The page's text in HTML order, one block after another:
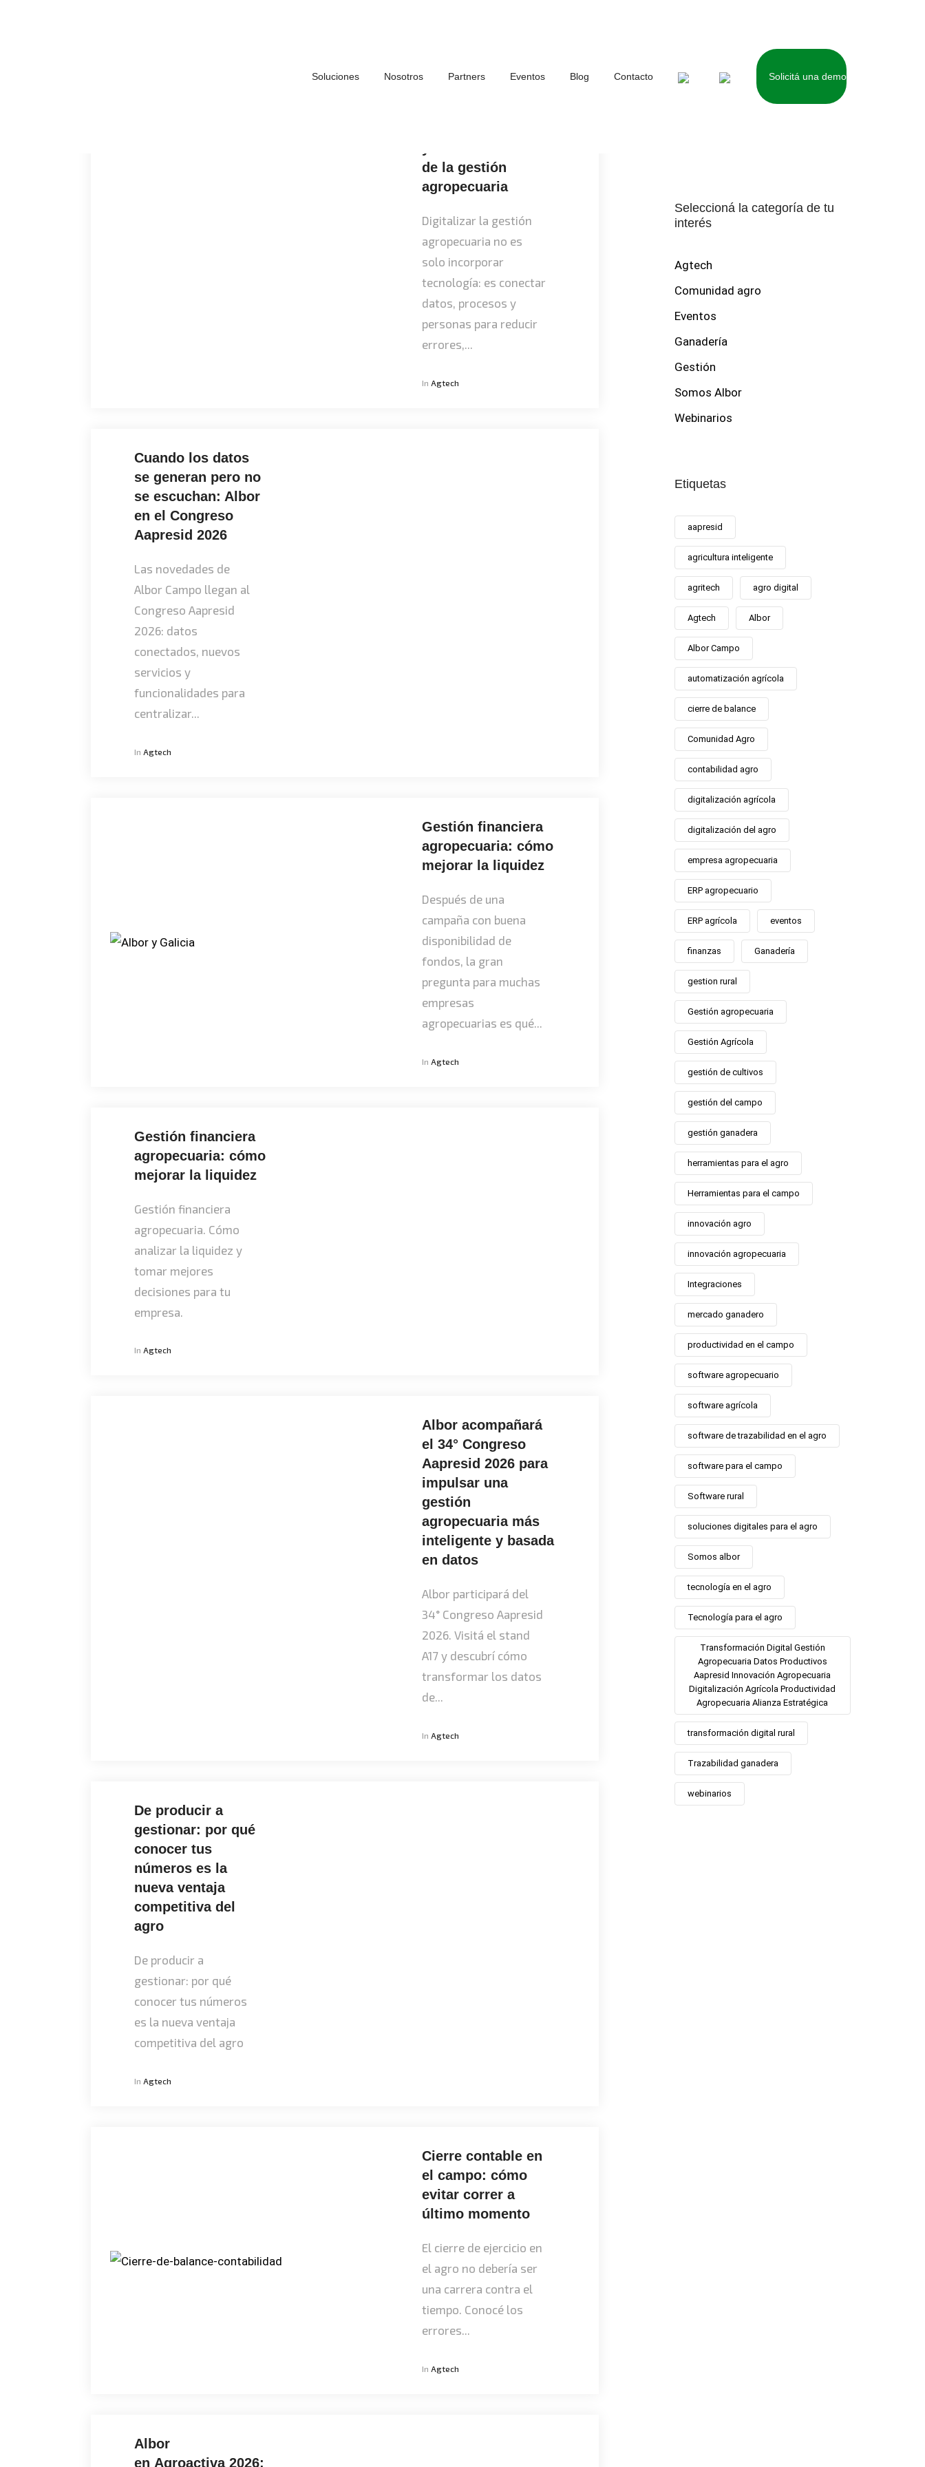
Soluciones Nosotros Partners Eventos Blog Contacto Solicitá una demo
de la gestión
agropecuaria
Digitalizar la gestión
agropecuaria no es
solo incorporar
tecnología: es conectar
datos, procesos y
personas para reducir
errores,...
In Agtech
Cuando los datos
se generan pero no
se escuchan: Albor
en el Congreso
Aapresid 2026
Las novedades de
Albor Campo llegan al
Congreso Aapresid
2026: datos
conectados, nuevos
servicios y
funcionalidades para
centralizar...
In Agtech
Gestión financiera
agropecuaria: cómo
mejorar la liquidez
Después de una
campaña con buena
disponibilidad de
fondos, la gran
pregunta para muchas
empresas
agropecuarias es qué...
In Agtech
Gestión financiera
agropecuaria: cómo
mejorar la liquidez
Gestión financiera
agropecuaria. Cómo
analizar la liquidez y
tomar mejores
decisiones para tu
empresa.
In Agtech
Albor acompañará
el 34° Congreso
Aapresid 2026 para
impulsar una
gestión
agropecuaria más
inteligente y basada
en datos
Albor participará del
34° Congreso Aapresid
2026. Visitá el stand
A17 y descubrí cómo
transformar los datos
de...
In Agtech
De producir a
gestionar: por qué
conocer tus
números es la
nueva ventaja
competitiva del
agro
De producir a
gestionar: por qué
conocer tus números
es la nueva ventaja
competitiva del agro
In Agtech
Cierre contable en
el campo: cómo
evitar correr a
último momento
El cierre de ejercicio en
el agro no debería ser
una carrera contra el
tiempo. Conocé los
errores...
In Agtech
Albor
en Agroactiva 2026:
¿Qué tema te interesa?
Seleccioná la categoría de tu
interés
Agtech
Comunidad agro
Eventos
Ganadería
Gestión
Somos Albor
Webinarios
Etiquetas
aapresid
agricultura inteligente
agritech agro digital
Agtech Albor
Albor Campo
automatización agrícola
cierre de balance
Comunidad Agro
contabilidad agro
digitalización agrícola
digitalización del agro
empresa agropecuaria
ERP agropecuario
ERP agrícola eventos
finanzas Ganadería
gestion rural
Gestión agropecuaria
Gestión Agrícola
gestión de cultivos
gestión del campo
gestión ganadera
herramientas para el agro
Herramientas para el campo
innovación agro
innovación agropecuaria
Integraciones
mercado ganadero
productividad en el campo
software agropecuario
software agrícola
software de trazabilidad en el agro
software para el campo
Software rural
soluciones digitales para el agro
Somos albor
tecnología en el agro
Tecnología para el agro
Transformación Digital Gestión
Agropecuaria Datos Productivos
Aapresid Innovación Agropecuaria
Digitalización Agrícola Productividad
Agropecuaria Alianza Estratégica
transformación digital rural
Trazabilidad ganadera
webinarios